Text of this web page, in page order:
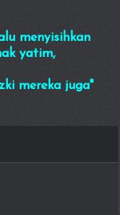
menyisihkan
yatim,
mereka juga"